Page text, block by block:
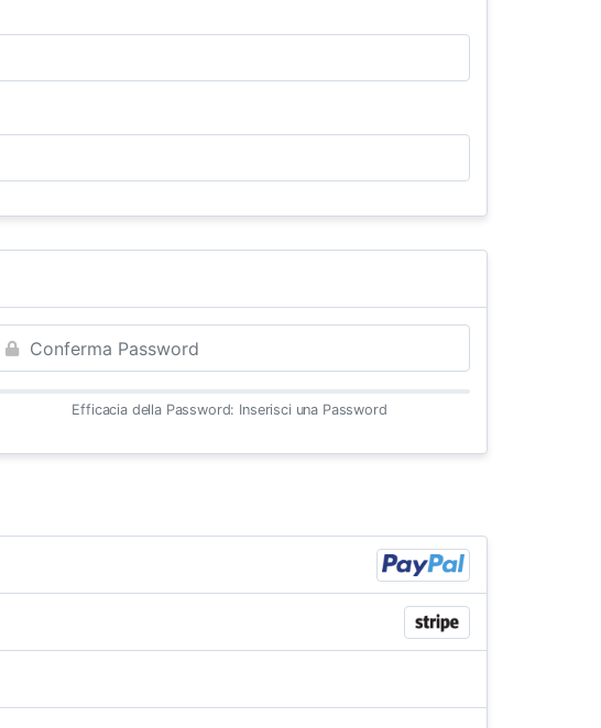
Efficacia della Password: Inserisci una Password